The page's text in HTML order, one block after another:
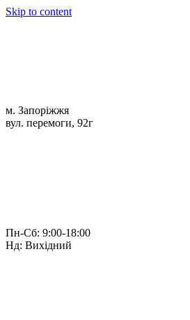
Skip to content
м. Запоріжжя
вул. перемоги, 92г
Пн-Сб: 9:00-18:00
Нд: Вихідний